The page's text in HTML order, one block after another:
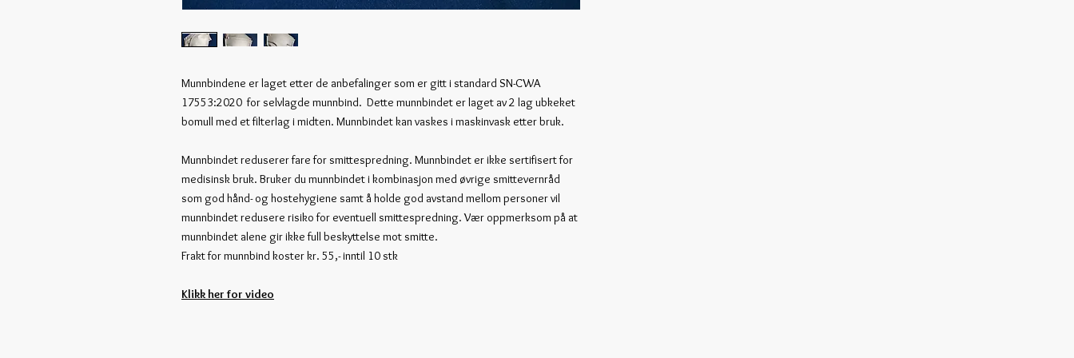
Munnbindene er laget etter de anbefalinger som er gitt i standard SN-CWA
17553:2020 for selvlagde munnbind. Dette munnbindet er laget av 2 lag ubkeket
bomull med et filterlag i midten. Munnbindet kan vaskes i maskinvask etter bruk.
Munnbindet reduserer fare for smittespredning. Munnbindet er ikke sertifisert for
medisinsk bruk. Bruker du munnbindet i kombinasjon med øvrige smittevernråd
som god hånd- og hostehygiene samt å holde god avstand mellom personer vil
munnbindet redusere risiko for eventuell smittespredning. Vær oppmerksom på at
munnbindet alene gir ikke full beskyttelse mot smitte.
Frakt for munnbind koster kr. 55,- inntil 10 stk
Klikk her for video